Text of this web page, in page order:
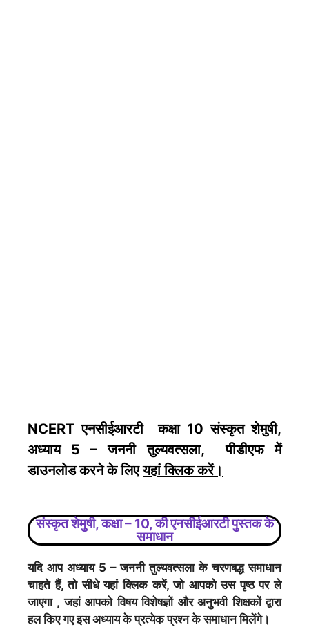
NCERT एनसीईआरटी कक्षा 10संस्कृत शेमुषी,
अध्याय 5 – जननी तुल्यवत्सला, पीडीएफ में
डाउनलोड करने के लिएयहां क्लिक करें।
संस्कृत शेमुषी, कक्षा – 10, की एनसीईआरटी पुस्तक के
समाधान
यदि आप अध्याय 5 – जननी तुल्यवत्सला के चरणबद्ध समाधान
चाहते हैं, तो सीधेयहां क्लिक करें, जो आपको उस पृष्ठ पर ले
जाएगा , जहां आपको विषय विशेषज्ञों और अनुभवी शिक्षकों द्वारा
हल किए गए इस अध्याय के प्रत्येक प्रश्न के समाधान मिलेंगे।